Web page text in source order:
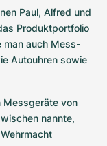
Paul, Alfred und
Produktportfolio
man auch Mess-
Autouhren sowie
Messgeräte von
nannte,